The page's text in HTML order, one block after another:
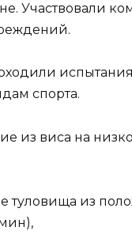
Участвовали
спорта.
из виса на
туловища из